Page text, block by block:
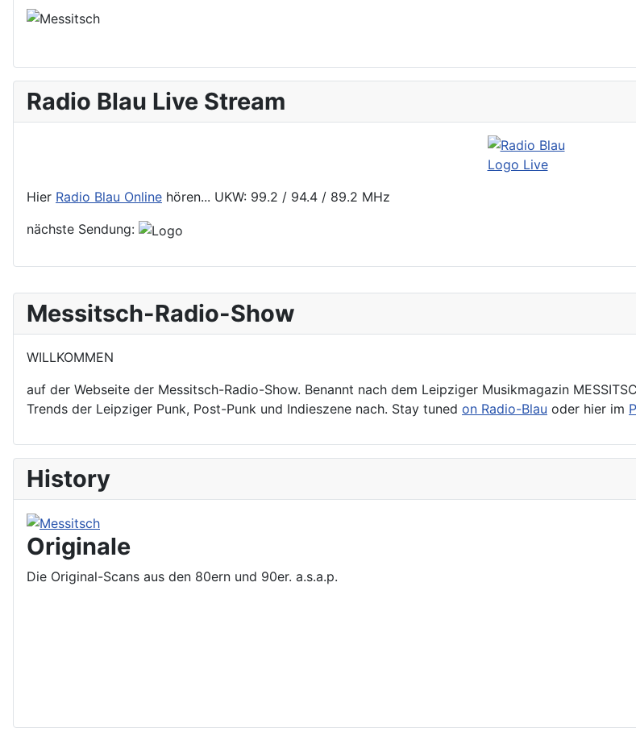
Messitsch-Radio-Show
WILLKOMMEN
auf der Webseite der Messitsch-Radio-Show. Benannt nach dem Leipziger Musikmagazin
Trends der Leipziger Punk, Post-Punk und Indieszene nach. Stay tuned on Radio-Blau oder hier im
History
Originale
Die Original-Scans aus den 80ern und 90er. a.s.a.p.
Radio Blau Live Stream
Hier Radio Blau Online hören... UKW: 99.2 / 94.4 / 89.2 MHz
nächste Sendung: